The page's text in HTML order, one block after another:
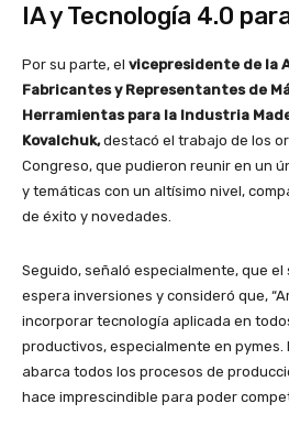
IA y Tecnología 4.0
Por su parte, el vicepresidente de la
Fabricantes y Representantes de
Herramientas para la Industria
Kovalchuk,destacó el trabajo de los
Congreso, que pudieron reunir en un
y temáticas con un altísimo nivel,
de éxito y novedades.
Seguido, señaló especialmente, que
espera inversiones y consideró que,
incorporar tecnología aplicada en
productivos, especialmente en pymes.
abarca todos los procesos de
hace imprescindible para poder